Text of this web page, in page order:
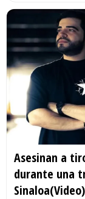
Asesinan a
durante una
Sinaloa(Video)